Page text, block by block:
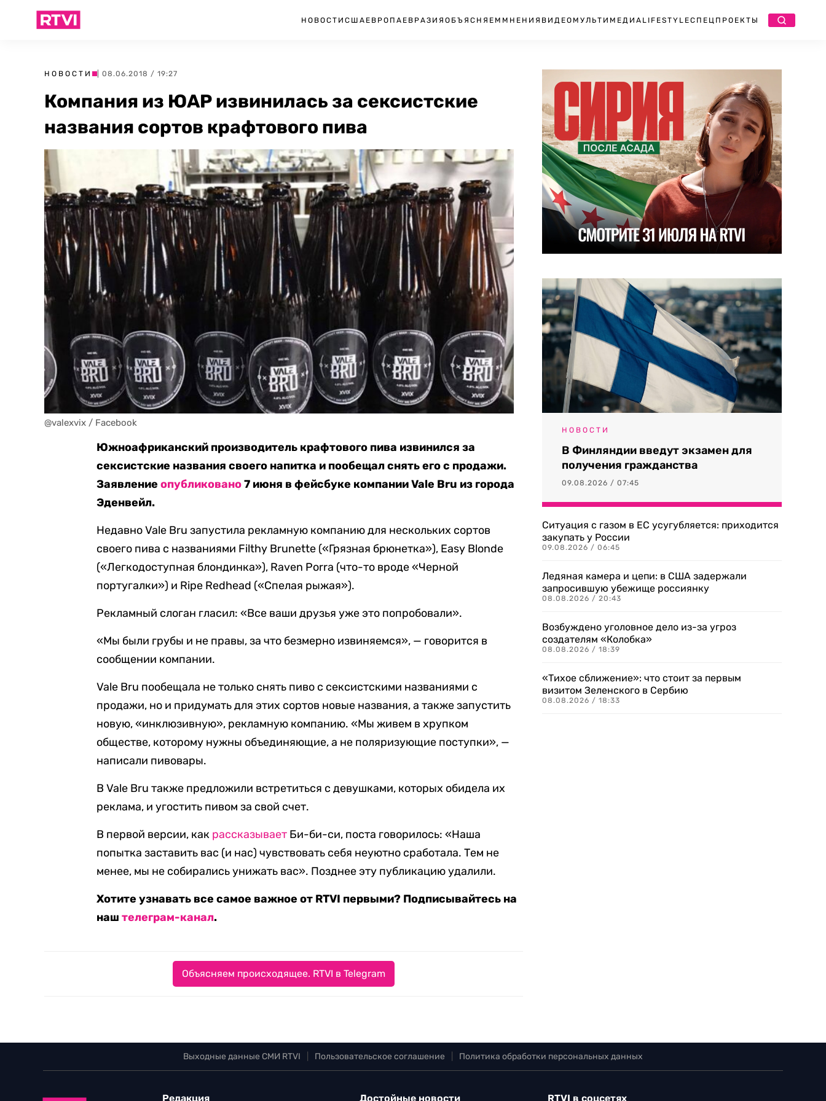
НОВОСТИ США ЕВРОПА ЕВРАЗИЯ ОБЪЯСНЯЕМ МНЕНИЯ ВИДЕО МУЛЬТИМЕДИА LIFESTYLEСПЕЦПРОЕКТЫ
НОВОСТИ | 08.06.2018 / 19:27
Компания из ЮАР извинилась за сексистские
названия сортов крафтового пива
@valexvix / Facebook
Южноафриканский производитель крафтового пива извинился за
сексистские названия своего напитка и пообещал снять его с продажи.
Заявлениеопубликовано7 июня в фейсбуке компании Vale Bru из города
Эденвейл.
Недавно Vale Bru запустила рекламную компанию для нескольких сортов
своего пива с названиями Filthy Brunette («Грязная брюнетка»), Easy Blonde
(«Легкодоступная блондинка»), Raven Porra (что-то вроде «Черной
португалки») и Ripe Redhead («Спелая рыжая»).
Рекламный слоган гласил: «Все ваши друзья уже это попробовали».
«Мы были грубы и не правы, за что безмерно извиняемся», — говорится в
сообщении компании.
Vale Bru пообещала не только снять пиво с сексистскими названиями с
продажи, но и придумать для этих сортов новые названия, а также запустить
новую, «инклюзивную», рекламную компанию. «Мы живем в хрупком
обществе, которому нужны объединяющие, а не поляризующие поступки», —
написали пивовары.
В Vale Bru также предложили встретиться с девушками, которых обидела их
реклама, и угостить пивом за свой счет.
В первой версии, как рассказывает Би-би-си, поста говорилось: «Наша
попытка заставить вас (и нас) чувствовать себя неуютно сработала. Тем не
менее, мы не собирались унижать вас». Позднее эту публикацию удалили.
Хотите узнавать все самое важное от RTVI первыми? Подписывайтесь на
наштелеграм-канал.
Объясняем происходящее. RTVI в Telegram
НОВОСТИ
В Финляндии введут экзамен для
получения гражданства
09.08.2026 / 07:45
Ситуация с газом в ЕС усугубляется: приходится
закупать у России
09.08.2026 / 06:45
Ледяная камера и цепи: в США задержали
запросившую убежище россиянку
08.08.2026 / 20:43
Возбуждено уголовное дело из-за угроз
создателям «Колобка»
08.08.2026 / 18:39
«Тихое сближение»: что стоит за первым
визитом Зеленского в Сербию
08.08.2026 / 18:33
Выходные данные СМИ RTVI Пользовательское соглашение Политика обработки персональных данных
Редакция Достойные новости RTVI в соцсетях